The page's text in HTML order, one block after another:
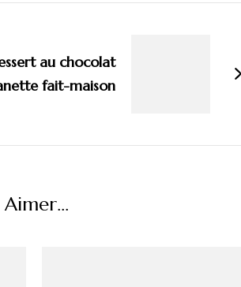
au chocolat
fait-maison